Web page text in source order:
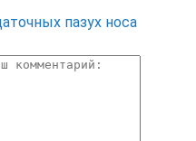
пазух носа